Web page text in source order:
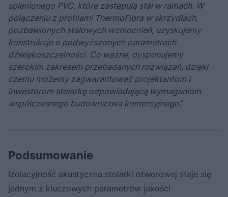
spienionego PVC, które zastępują stal w ramach. W
połączeniu z profilami ThermoFibra w skrzydłach,
pozbawionych stalowych wzmocnień, uzyskujemy
konstrukcje o podwyższonych parametrach
dźwiękoszczelności. Co ważne, dysponujemy
szerokim zakresem przebadanych rozwiązań, dzięki
czemu możemy zagwarantować projektantom i
inwestorom stolarkę odpowiadającą wymaganiom
współczesnego budownictwa komercyjnego.”
Podsumowanie
Izolacyjność akustyczna stolarki otworowej staje się
jednym z kluczowych parametrów jakości